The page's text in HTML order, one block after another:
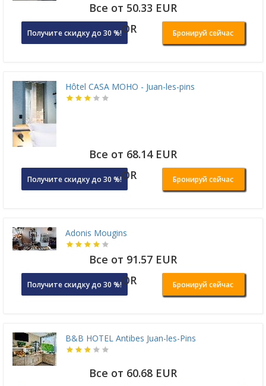
Все от 50.33 EUR
Получите скидку до 30 %!OR Бронируй сейчас
Hôtel CASA MOHO - Juan-les-pins
Все от 68.14 EUR
Получите скидку до 30 %!OR Бронируй сейчас
Adonis Mougins
Все от 91.57 EUR
Получите скидку до 30 %!OR Бронируй сейчас
B&B HOTEL Antibes Juan-les-Pins
Все от 60.68 EUR